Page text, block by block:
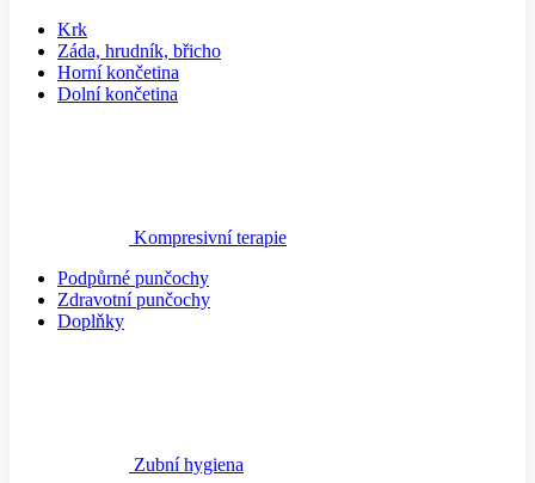
Krk
Záda, hrudník, břicho
Horní končetina
Dolní končetina
Kompresivní terapie
Podpůrné punčochy
Zdravotní punčochy
Doplňky
Zubní hygiena